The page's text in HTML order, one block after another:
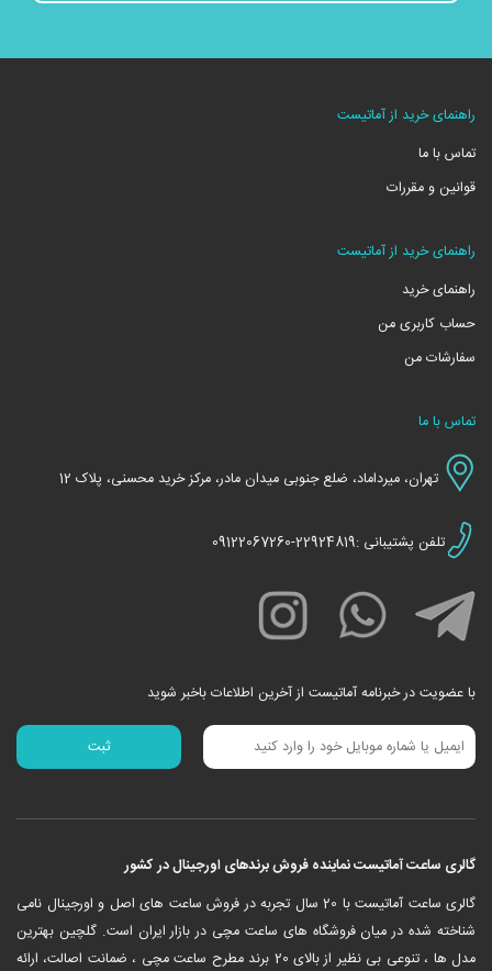
راهنمای خرید از آماتیست
تماس با ما
قوانین و مقررات
راهنمای خرید از آماتیست
راهنمای خرید
حساب کاربری من
سفارشات من
تماس با ما
تهران، میرداماد، ضلع جنوبی میدان مادر، مرکز خرید محسنی، پلاک 12
تلفن پشتیبانی :22924819-09122067260
با عضویت در خبرنامه آماتیست از آخرین اطلاعات باخبر شوید
گالری ساعت آماتیست نماینده فروش برندهای اورجینال در کشور
‎گالری ساعت آماتیست با 20 سال تجربه در فروش ساعت های اصل و اورجینال نامی
شناخته شده در میان فروشگاه های ساعت مچی در بازار ایران است. گلچین بهترین
مدل ها ، تنوعی بی نظیر از بالای 20 برند مطرح ساعت مچی ، ضمانت اصالت، ارائه